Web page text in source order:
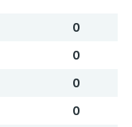
0
0
0
0